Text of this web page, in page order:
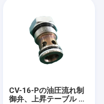
CV-16-Pの油圧流れ制
御弁、上昇テーブル シ